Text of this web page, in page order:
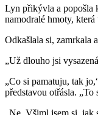
Lyn přikývla a popošla
namodralé hmoty,
Odkašlala si, zamrkala
„Už dlouho jsi
„Co si pamatuju, tak
představou otřásla.